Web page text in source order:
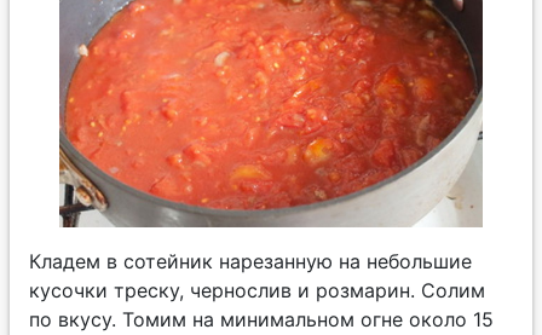
Кладем в сотейник нарезанную на небольшие
кусочки треску, чернослив и розмарин. Солим
по вкусу. Томим на минимальном огне около 15